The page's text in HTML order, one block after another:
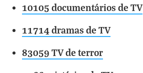
10105 documentários de TV
11714 dramas de TV
83059 TV de terror